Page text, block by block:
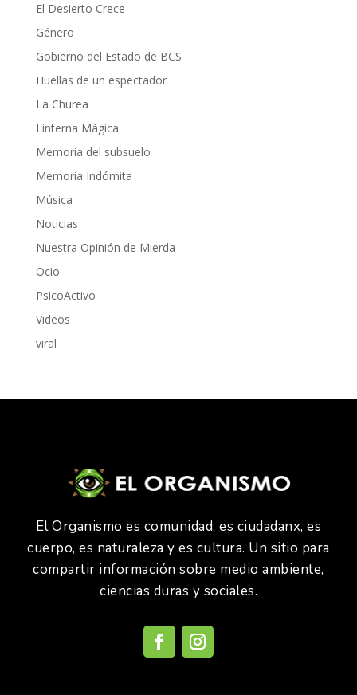
El Desierto Crece
Género
Gobierno del Estado de BCS
Huellas de un espectador
La Churea
Linterna Mágica
Memoria del subsuelo
Memoria Indómita
Música
Noticias
Nuestra Opinión de Mierda
Ocio
PsicoActivo
Videos
viral
El Organismo es comunidad, es ciudadanx, es
cuerpo, es naturaleza y es cultura. Un sitio para
compartir información sobre medio ambiente,
ciencias duras y sociales.